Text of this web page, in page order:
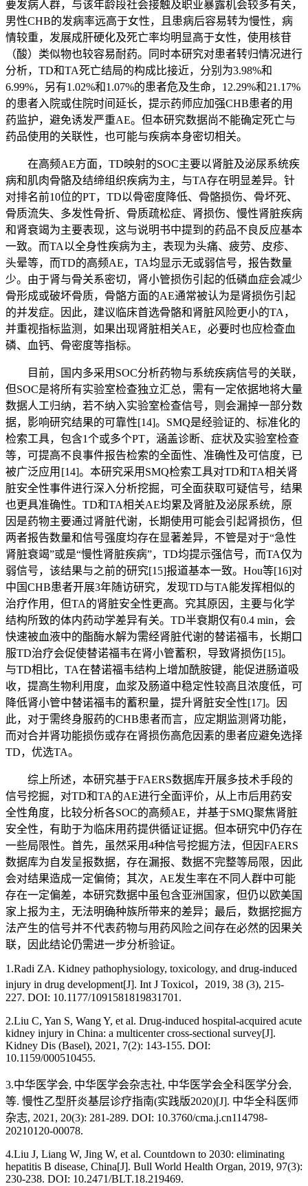
要发病人群，与该年龄段社会接触及职业暴露机会较多有关，
男性CHB的发病率远高于女性，且患病后容易转为慢性，病
情较重，发展成肝硬化及死亡率均明显高于女性，使用核苷
（酸）类似物也较容易耐药。同时本研究对患者转归情况进行
分析，TD和TA死亡结局的构成比接近，分别为3.98%和
6.99%，另有1.02%和1.07%的患者危及生命，12.29%和21.17%
的患者入院或住院时间延长，提示药师应加强CHB患者的用
药监护，避免诱发严重AE。但本研究数据尚不能确定死亡与
药品使用的关联性，也可能与疾病本身密切相关。
在高频AE方面，TD映射的SOC主要以肾脏及泌尿系统疾
病和肌肉骨骼及结缔组织疾病为主，与TA存在明显差异。针
对排名前10位的PT，TD以骨密度降低、骨骼损伤、骨坏死、
骨质流失、多发性骨折、骨质疏松症、肾损伤、慢性肾脏疾病
和肾衰竭为主要表现，这与说明书中提到的药品不良反应基本
一致。而TA以全身性疾病为主，表现为头痛、疲劳、皮疹、
头晕等，而TD的高频AE，TA均显示无或弱信号，报告数量
少。由于肾与骨关系密切，肾小管损伤引起的低磷血症会减少
骨形成或破坏骨质，骨骼方面的AE通常被认为是肾损伤引起
的并发症。因此，建议临床首选骨骼和肾脏风险更小的TA，
并重视指标监测，如果出现肾脏相关AE，必要时也应检查血
磷、血钙、骨密度等指标。
目前，国内多采用SOC分析药物与系统疾病信号的关联，
但SOC是将所有实验室检查独立汇总，需有一定依据地将大量
数据人工归纳，若不纳入实验室检查信号，则会漏掉一部分数
据，影响研究结果的可靠性[14]。SMQ是经验证的、标准化的
检索工具，包含1个或多个PT，涵盖诊断、症状及实验室检查
等，可提高不良事件报告检索的全面性、准确性及可信度，已
被广泛应用 [14]。本研究采用SMQ检索工具对TD和TA相关肾
脏安全性事件进行深入分析挖掘，可全面获取可疑信号，结果
也更具准确性。TD和TA相关AE均累及肾脏及泌尿系统，原
因是药物主要通过肾脏代谢，长期使用可能会引起肾损伤，但
两者报告数量和信号强度均存在显著差异，不管是对于“急性
肾脏衰竭”或是“慢性肾脏疾病”，TD均提示强信号，而TA仅为
弱信号，该结果与之前的研究[15]报道基本一致。Hou等[16]对
中国CHB患者开展3年随访研究，发现TD与TA能发挥相似的
治疗作用，但TA的肾脏安全性更高。究其原因，主要与化学
结构所致的体内药动学差异有关。TD半衰期仅有0.4 min，会
快速被血液中的酯酶水解为需经肾脏代谢的替诺福韦，长期口
服TD治疗会促使替诺福韦在肾小管蓄积，导致肾损伤 [15]。
与TD相比，TA在替诺福韦结构上增加酰胺键，能促进肠道吸
收，提高生物利用度，血浆及肠道中稳定性较高且浓度低，可
降低肾小管中替诺福韦的蓄积量，提升肾脏安全性[17]。因
此，对于需终身服药的CHB患者而言，应定期监测肾功能，
而对合并肾功能损伤或存在肾损伤高危因素的患者应避免选择
TD，优选TA。
综上所述，本研究基于FAERS数据库开展多技术手段的
信号挖掘，对TD和TA的AE进行全面评价，从上市后用药安
全性角度，比较分析各SOC的高频AE，并基于SMQ聚焦肾脏
安全性，有助于为临床用药提供循证证据。但本研究中仍存在
一些局限性。首先，虽然采用4种信号挖掘方法，但因FAERS
数据库为自发呈报数据，存在漏报、数据不完整等局限，因此
会对结果造成一定偏倚；其次，AE发生率在不同人群中可能
存在一定偏差，本研究数据中虽包含亚洲国家，但仍以欧美国
家上报为主，无法明确种族所带来的差异；最后，数据挖掘方
法产生的信号并不代表药物与用药风险之间存在必然的因果关
联，因此结论仍需进一步分析验证。
1.Radi ZA. Kidney pathophysiology, toxicology, and drug-induced
injury in drug development[J]. Int J Toxicol，2019, 38 (3), 215-
227. DOI: 10.1177/1091581819831701.
2.Liu C, Yan S, Wang Y, et al. Drug-induced hospital-acquired acute
kidney injury in China: a multicenter cross-sectional survey[J].
Kidney Dis (Basel), 2021, 7(2): 143-155. DOI:
10.1159/000510455.
3.中华医学会, 中华医学会杂志社, 中华医学会全科医学分会,
等. 慢性乙型肝炎基层诊疗指南(实践版2020)[J]. 中华全科医师
杂志, 2021, 20(3): 281-289. DOI: 10.3760/cma.j.cn114798-
20210120-00078.
4.Liu J, Liang W, Jing W, et al. Countdown to 2030: eliminating
hepatitis B disease, China[J]. Bull World Health Organ, 2019, 97(3):
230-238. DOI: 10.2471/BLT.18.219469.